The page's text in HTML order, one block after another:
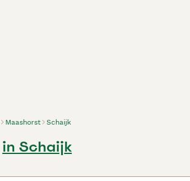
Maashorst Schaijk
in Schaijk